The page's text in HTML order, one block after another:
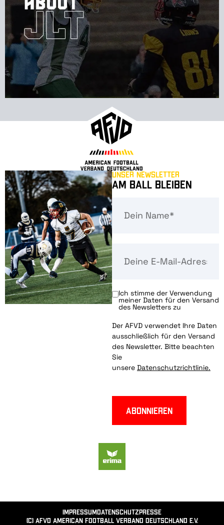
Unser Newsletter
Am Ball bleiben
Ich stimme der Verwendung
meiner Daten für den Versand
des Newsletters zu
Der AFVD verwendet Ihre Daten
ausschließlich für den Versand
des Newsletter. Bitte beachten
Sie
unsere Datenschutzrichtlinie.
Abonnieren
(c) AFVD American Football Verband Deutschland e.V.
ImpressumDatenschutzPresse